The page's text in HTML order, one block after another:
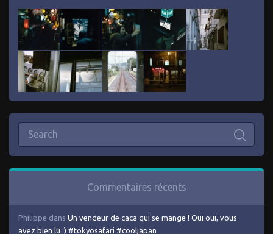
Commentaires récents
Philippe dans Un vendeur de caca qui se mange ! Oui oui, vous
avez bien lu :) #tokyosafari #cooljapan